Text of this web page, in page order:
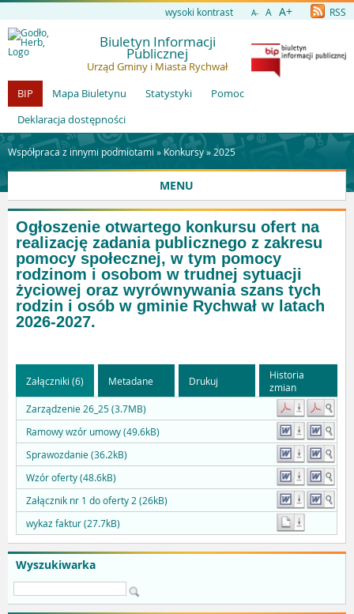
wysoki kontrast A- A A+ RSS
Biuletyn Informacji
Publicznej
Urząd Gminy i Miasta Rychwał
BIP
Mapa Biuletynu Statystyki
Pomoc
Deklaracja dostępności
Współpraca z innymi podmiotami » Konkursy» 2025
MENU
Wyszukiwarka
Ogłoszenie otwartego konkursu ofert na
realizację zadania publicznego z zakresu
pomocy społecznej, w tym pomocy
rodzinom i osobom w trudnej sytuacji
życiowej oraz wyrównywania szans tych
rodzin i osób w gminie Rychwał w latach
2026-2027.
Załączniki (6) Metadane Drukuj
Historia
zmian
Zarządzenie 26_25 (3.7MB)
Ramowy wzór umowy (49.6kB)
Sprawozdanie (36.2kB)
Wzór oferty (48.6kB)
Załącznik nr 1 do oferty 2 (26kB)
wykaz faktur (27.7kB)